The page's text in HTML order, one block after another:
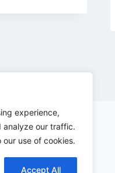
experience,
analyze our traffic.
use of cookies.
Accept All